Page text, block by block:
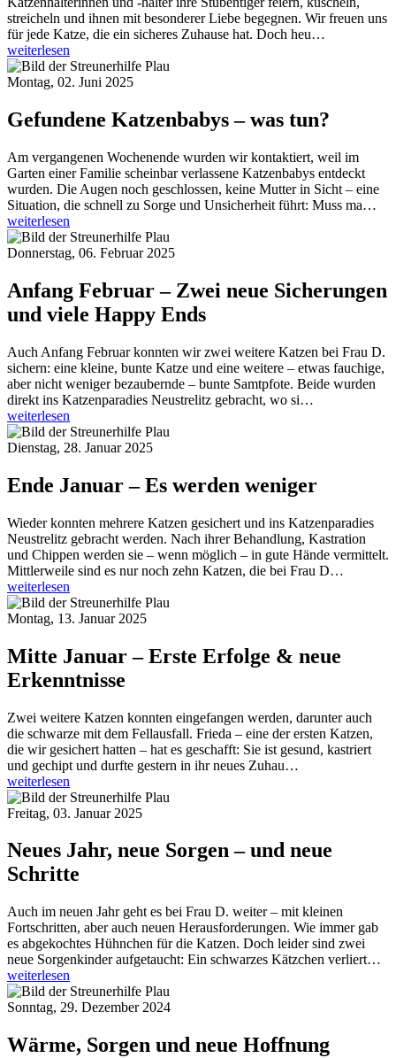
streicheln und ihnen mit besonderer Liebe begegnen. Wir freuen uns
für jede Katze, die ein sicheres Zuhause hat. Doch heu…
weiterlesen
Montag, 02. Juni 2025
Gefundene Katzenbabys – was tun?
Am vergangenen Wochenende wurden wir kontaktiert, weil im
Garten einer Familie scheinbar verlassene Katzenbabys entdeckt
wurden. Die Augen noch geschlossen, keine Mutter in Sicht – eine
Situation, die schnell zu Sorge und Unsicherheit führt: Muss ma…
weiterlesen
Donnerstag, 06. Februar 2025
Anfang Februar – Zwei neue Sicherungen
und viele Happy Ends
Auch Anfang Februar konnten wir zwei weitere Katzen bei Frau D.
sichern: eine kleine, bunte Katze und eine weitere – etwas fauchige,
aber nicht weniger bezaubernde – bunte Samtpfote. Beide wurden
direkt ins Katzenparadies Neustrelitz gebracht, wo si…
weiterlesen
Dienstag, 28. Januar 2025
Ende Januar – Es werden weniger
Wieder konnten mehrere Katzen gesichert und ins Katzenparadies
Neustrelitz gebracht werden. Nach ihrer Behandlung, Kastration
und Chippen werden sie – wenn möglich – in gute Hände vermittelt.
Mittlerweile sind es nur noch zehn Katzen, die bei Frau D…
weiterlesen
Montag, 13. Januar 2025
Mitte Januar – Erste Erfolge & neue
Erkenntnisse
Zwei weitere Katzen konnten eingefangen werden, darunter auch
die schwarze mit dem Fellausfall. Frieda – eine der ersten Katzen,
die wir gesichert hatten – hat es geschafft: Sie ist gesund, kastriert
und gechipt und durfte gestern in ihr neues Zuhau…
weiterlesen
Freitag, 03. Januar 2025
Neues Jahr, neue Sorgen – und neue
Schritte
Auch im neuen Jahr geht es bei Frau D. weiter – mit kleinen
Fortschritten, aber auch neuen Herausforderungen. Wie immer gab
es abgekochtes Hühnchen für die Katzen. Doch leider sind zwei
neue Sorgenkinder aufgetaucht: Ein schwarzes Kätzchen verliert…
weiterlesen
Sonntag, 29. Dezember 2024
Wärme, Sorgen und neue Hoffnung